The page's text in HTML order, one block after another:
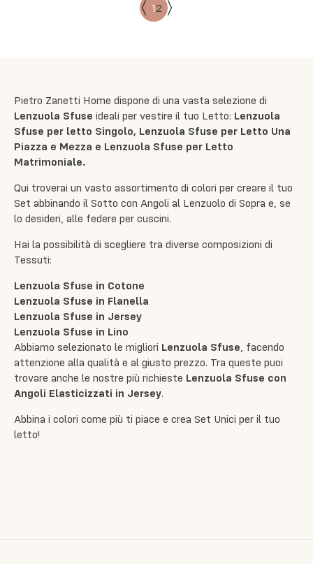
12
Pietro Zanetti Home dispone di una vasta selezione di
Lenzuola Sfuse ideali per vestire il tuo Letto: Lenzuola
Sfuse per letto Singolo, Lenzuola Sfuse per Letto Una
Piazza e Mezza e Lenzuola Sfuse per Letto
Matrimoniale.
Qui troverai un vasto assortimento di colori per creare il tuo
Set abbinando il Sotto con Angoli al Lenzuolo di Sopra e, se
lo desideri, alle federe per cuscini.
Hai la possibilità di scegliere tra diverse composizioni di
Tessuti:
Lenzuola Sfuse in Cotone
Lenzuola Sfuse in Flanella
Lenzuola Sfuse in Jersey
Lenzuola Sfuse in Lino
Abbiamo selezionato le migliori Lenzuola Sfuse, facendo
attenzione alla qualità e al giusto prezzo. Tra queste puoi
trovare anche le nostre più richieste Lenzuola Sfuse con
Angoli Elasticizzati in Jersey.
Abbina i colori come più ti piace e crea Set Unici per il tuo
letto!